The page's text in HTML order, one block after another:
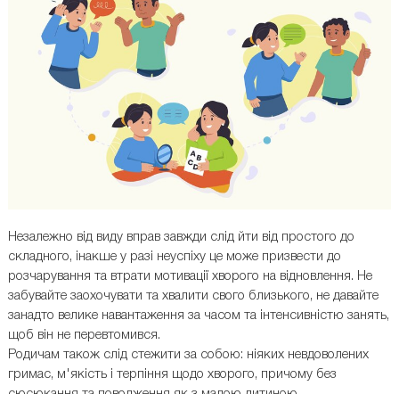
Незалежно від виду вправ завжди слід йти від простого до
складного, інакше у разі неуспіху це може призвести до
розчарування та втрати мотивації хворого на відновлення. Не
забувайте заохочувати та хвалити свого близького, не давайте
занадто велике навантаження за часом та інтенсивністю занять,
щоб він не перевтомився.
Родичам також слід стежити за собою: ніяких невдоволених
гримас, м'якість і терпіння щодо хворого, причому без